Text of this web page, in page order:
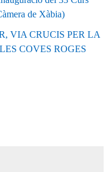
de Xàbia)
VIA CRUCIS PER LA
COVES ROGES